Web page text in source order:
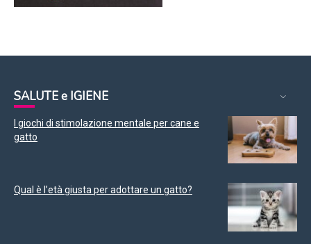
SALUTE e IGIENE
I giochi di stimolazione mentale per cane e
gatto
Qual è l’età giusta per adottare un gatto?